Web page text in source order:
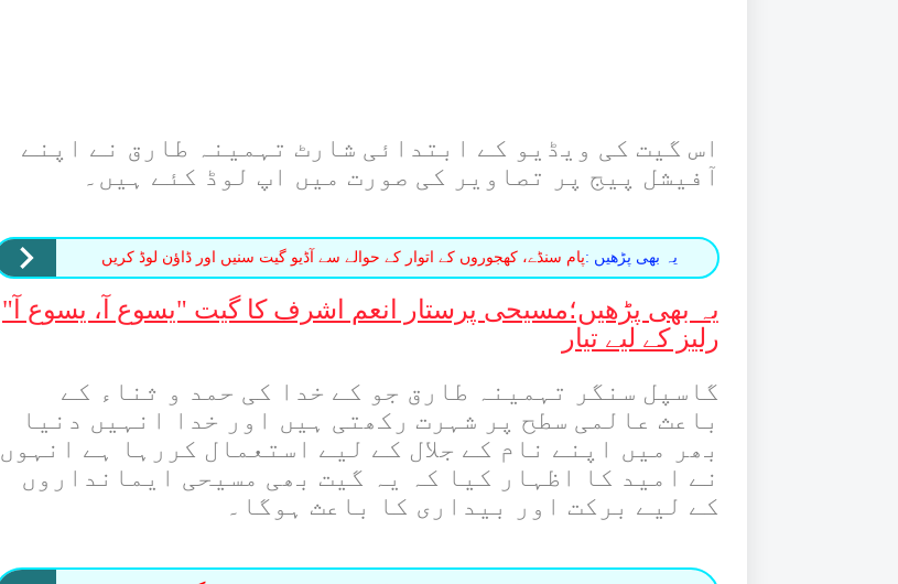
اس گیت کی ویڈیو کے ابتدائی شارٹ تہمینہ طارق نے اپنے
آفیشل پیج پر تصاویر کی صورت میں اپ لوڈ کئے ہیں۔
یہ بھی پڑھیں :پام سنڈے، کھجوروں کے اتوار کے حوالے سے آڈیو گیت سنیں اور ڈاؤن لوڈ کریں
یہ بھی پڑھیں؛مسیحی پرستار انعم اشرف کا گیت "یسوع آ، یسوع آ"
رلیز کے لیے تیار
گاسپل سنگر تہمینہ طارق جو کے خدا کی حمد و ثناء کے
باعث عالمی سطح پر شہرت رکھتی ہیں اور خدا انہیں دنیا
بھر میں اپنے نام کے جلال کے لیے استعمال کررہا ہے انہوں
نے امید کا اظہار کیا کہ یہ گیت بھی مسیحی ایمانداروں
کے لیے برکت اور بیداری کا باعث ہوگا۔